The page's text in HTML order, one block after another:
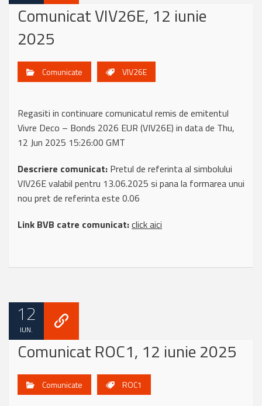
Comunicat VIV26E, 12 iunie
2025
Comunicate VIV26E
Regasiti in continuare comunicatul remis de emitentul
Vivre Deco – Bonds 2026 EUR (VIV26E) in data de Thu,
12 Jun 2025 15:26:00 GMT
Descriere comunicat: Pretul de referinta al simbolului
VIV26E valabil pentru 13.06.2025 si pana la formarea unui
nou pret de referinta este 0.06
Link BVB catre comunicat:click aici
12
IUN.
Comunicat ROC1, 12 iunie 2025
Comunicate ROC1